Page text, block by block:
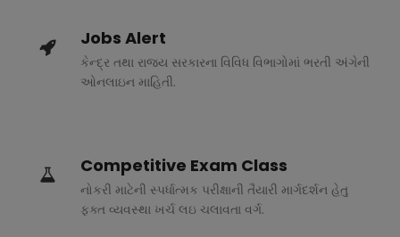
Jobs Alert
કેન્દ્ર તથા રાજ્ય સરકારના વિવિધ વિભાગોમાં ભરતી અંગેની
ઓનલાઇન માહિતી.
Competitive Exam Class
નોકરી માટેની સ્પર્ધાત્મક પરીક્ષાની તૈયારી માર્ગદર્શન હેતુ
ફક્ત વ્યવસ્થા ખર્ચ લઇ ચલાવતા વર્ગ.